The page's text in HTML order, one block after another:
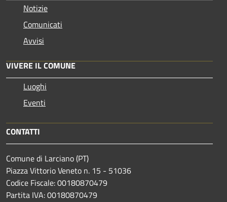
Notizie
Comunicati
Avvisi
VIVERE IL COMUNE
Luoghi
Eventi
CONTATTI
Comune di Larciano (PT)
Piazza Vittorio Veneto n. 15 - 51036
Codice Fiscale: 00180870479
Partita IVA: 00180870479